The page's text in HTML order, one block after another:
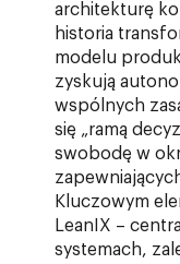
architekturę
historia
modelu
zyskują
wspólnych
się „ramą
swobodę w
Kluczowym
LeanIX –
systemach,